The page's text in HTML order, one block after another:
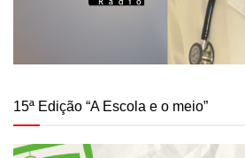
15ª Edição “A Escola e o meio”